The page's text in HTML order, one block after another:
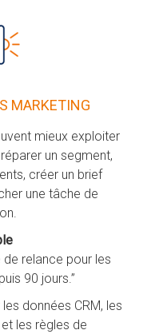
MARKETING
mieux exploiter
un segment,
créer un brief
une tâche de
de relance pour les
90 jours.”
les données CRM, les
les règles de